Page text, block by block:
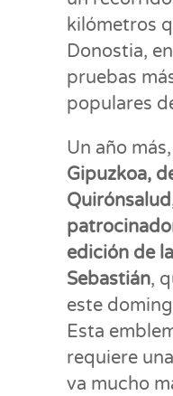
kilómetros
Donostia,
pruebas
populares
Un año más,
Gipuzkoa,
edición de
Sebastián,
este
Esta
requiere
va mucho